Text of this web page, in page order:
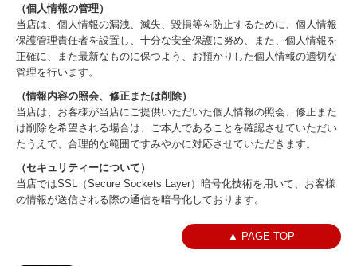
（個人情報の管理）
当店は、個人情報の漏洩、滅失、毀損等を防止するために、個人情報
保護管理責任者を設置し、十分な安全保護に努め、また、個人情報を
正確に、また最新なものに保つよう、お預かりした個人情報の適切な
管理を行います。
（情報内容の照会、修正または削除）
当店は、お客様が当店にご提供いただいた個人情報の照会、修正また
は削除を希望される場合は、ご本人であることを確認させていただい
たうえで、合理的な範囲ですみやかに対応させていただきます。
（セキュリティーについて）
当店ではSSL（Secure Sockets Layer）暗号化技術を用いて、お客様
の情報が送信される際の通信を暗号化しております。
▲ PAGE TOP